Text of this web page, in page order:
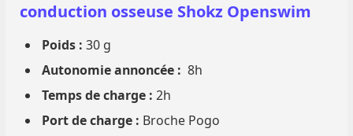
conduction osseuse Shokz Openswim
Poids : 30 g
Autonomie annoncée : 8h
Temps de charge : 2h
Port de charge : Broche Pogo